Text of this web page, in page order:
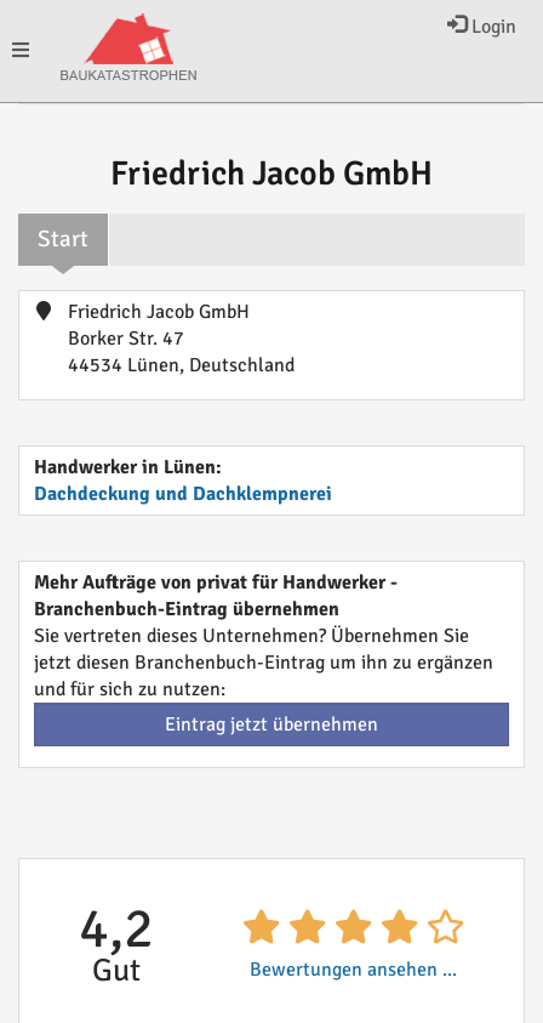
Login
Toggle
Friedrich Jacob GmbH
Start
Friedrich Jacob GmbH
Borker Str. 47
44534 Lünen, Deutschland
Handwerker in Lünen:
Dachdeckung und Dachklempnerei
Mehr Aufträge von privat für Handwerker -
Branchenbuch-Eintrag übernehmen
Sie vertreten dieses Unternehmen? Übernehmen Sie
jetzt diesen Branchenbuch-Eintrag um ihn zu ergänzen
und für sich zu nutzen:
Eintrag jetzt übernehmen
4,2
Gut Bewertungen ansehen ...